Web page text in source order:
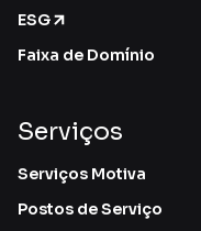
ESG
Faixa de Domínio
Serviços
Serviços Motiva
Postos de Serviço